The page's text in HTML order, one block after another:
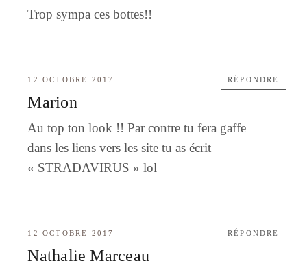
Trop sympa ces bottes!!
12 OCTOBRE 2017
Marion
Au top ton look !! Par contre tu fera gaffe
dans les liens vers les site tu as écrit
« STRADAVIRUS » lol
RÉPONDRE
12 OCTOBRE 2017
Nathalie Marceau
RÉPONDRE